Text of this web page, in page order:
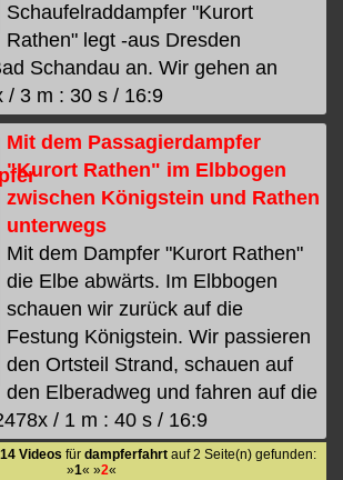
Schaufelraddampfer "Kurort
Rathen" legt -aus Dresden
Schandau an. Wir gehen an
/ 3 m : 30 s / 16:9
Mit dem Passagierdampfer
"Kurort Rathen" im Elbbogen
zwischen Königstein und Rathen
unterwegs
Mit dem Dampfer "Kurort Rathen"
die Elbe abwärts. Im Elbbogen
schauen wir zurück auf die
Festung Königstein. Wir passieren
den Ortsteil Strand, schauen auf
den Elberadweg und fahren auf die
/ 1 m : 40 s / 16:9
14 Videos fürdampferfahrt auf 2 Seite(n) gefunden:
»1« »2«